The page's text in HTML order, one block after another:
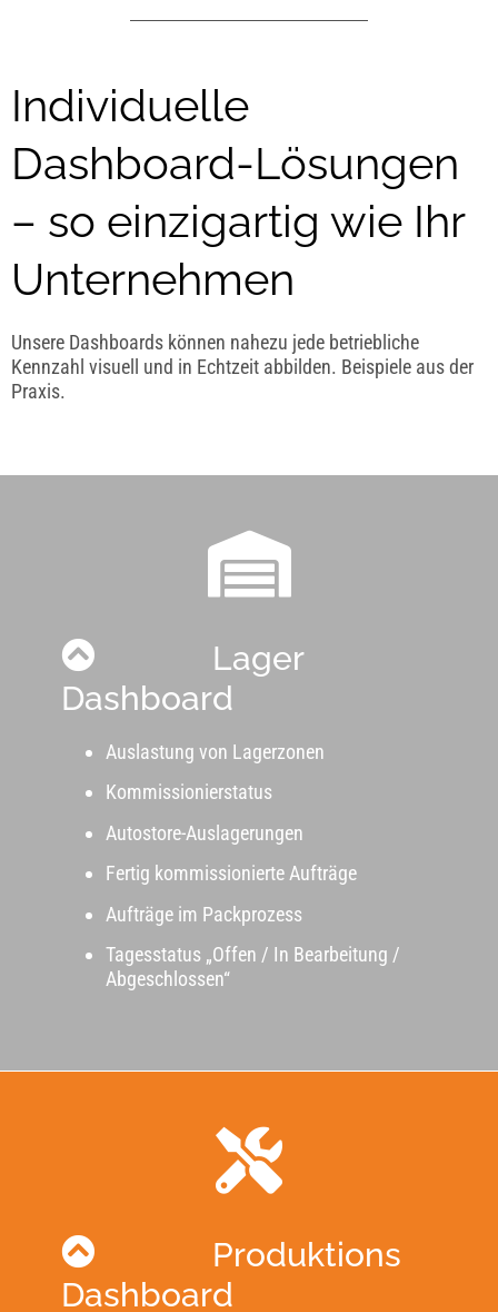
Individuelle
Dashboard-Lösungen
– so einzigartig wie Ihr
Unternehmen
Unsere Dashboards können nahezu jede betriebliche
Kennzahl visuell und in Echtzeit abbilden. Beispiele aus der
Praxis.
Lager
Dashboard
Auslastung von Lagerzonen
Kommissionierstatus
Autostore-Auslagerungen
Fertig kommissionierte Aufträge
Aufträge im Packprozess
Tagesstatus „Offen / In Bearbeitung /
Abgeschlossen“
Produktions
Dashboard